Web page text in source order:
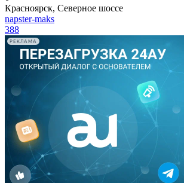
Красноярск, Северное шоссе
napster-maks
388
РЕКЛАМА